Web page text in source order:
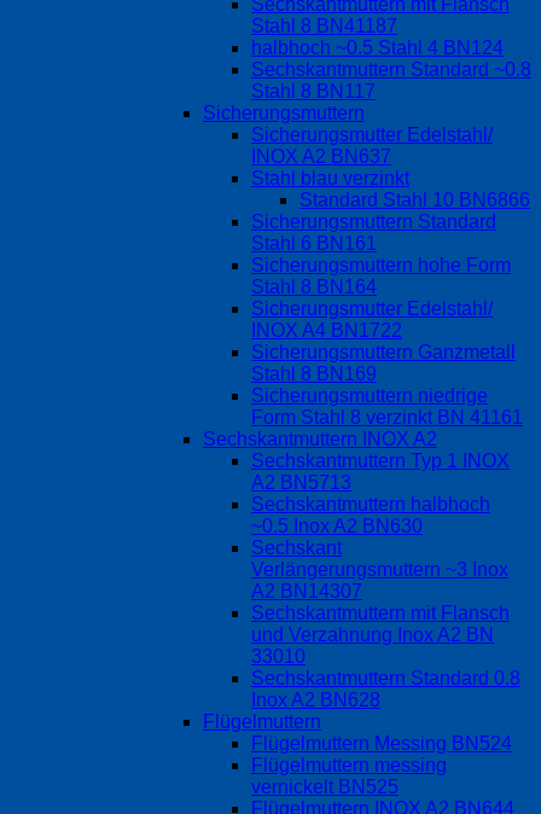
Stahl 8 BN41187
halbhoch ~0.5 Stahl 4 BN124
Sechskantmuttern Standard ~0.8
Stahl 8 BN117
Sicherungsmuttern
Sicherungsmutter Edelstahl/
INOX A2 BN637
Stahl blau verzinkt
Standard Stahl 10 BN6866
Sicherungsmuttern Standard
Stahl 6 BN161
Sicherungsmuttern hohe Form
Stahl 8 BN164
Sicherungsmutter Edelstahl/
INOX A4 BN1722
Sicherungsmuttern Ganzmetall
Stahl 8 BN169
Sicherungsmuttern niedrige
Form Stahl 8 verzinkt BN 41161
Sechskantmuttern INOX A2
Sechskantmuttern Typ 1 INOX
A2 BN5713
Sechskantmuttern halbhoch
~0.5 Inox A2 BN630
Sechskant
Verlängerungsmuttern ~3 Inox
A2 BN14307
Sechskantmuttern mit Flansch
und Verzahnung Inox A2 BN
33010
Sechskantmuttern Standard 0.8
Inox A2 BN628
Flügelmuttern
Flügelmuttern Messing BN524
Flügelmuttern messing
vernickelt BN525
Flügelmuttern INOX A2 BN644